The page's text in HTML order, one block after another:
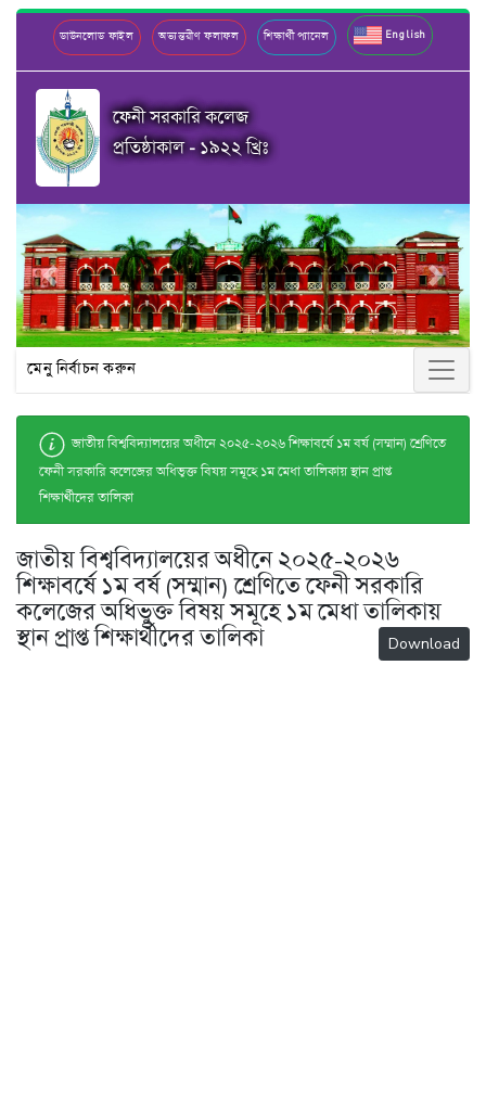
ডাউনলোড ফাইল অভ্যন্তরীণ ফলাফল শিক্ষার্থী প্যানেল English
ফেনী সরকারি কলেজ
প্রতিষ্ঠাকাল - ১৯২২ খ্রিঃ
Previous Next
মেনু নির্বাচন করুন
জাতীয় বিশ্ববিদ্যালয়ের অধীনে ২০২৫-২০২৬ শিক্ষাবর্ষে ১ম বর্ষ (সম্মান) শ্রেণিতে
ফেনী সরকারি কলেজের অধিভুক্ত বিষয় সমূহে ১ম মেধা তালিকায় স্থান প্রাপ্ত
শিক্ষার্থীদের তালিকা
জাতীয় বিশ্ববিদ্যালয়ের অধীনে ২০২৫-২০২৬
শিক্ষাবর্ষে ১ম বর্ষ (সম্মান) শ্রেণিতে ফেনী সরকারি
কলেজের অধিভুক্ত বিষয় সমূহে ১ম মেধা তালিকায়
স্থান প্রাপ্ত শিক্ষার্থীদের তালিকা
Download